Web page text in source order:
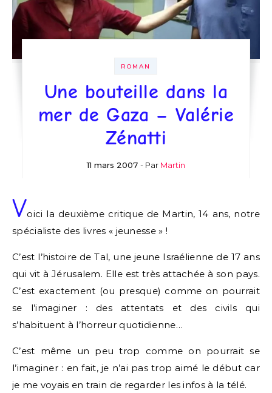
ROMAN
Une bouteille dans la
mer de Gaza – Valérie
Zénatti
11 mars 2007 - Par Martin
Voici la deuxième critique de Martin, 14 ans, notre
spécialiste des livres « jeunesse » !
C’est l’histoire de Tal, une jeune Israélienne de 17 ans
qui vit à Jérusalem. Elle est très attachée à son pays.
C’est exactement (ou presque) comme on pourrait
se l’imaginer : des attentats et des civils qui
s’habituent à l’horreur quotidienne…
C’est même un peu trop comme on pourrait se
l’imaginer : en fait, je n’ai pas trop aimé le début car
je me voyais en train de regarder les infos à la télé.